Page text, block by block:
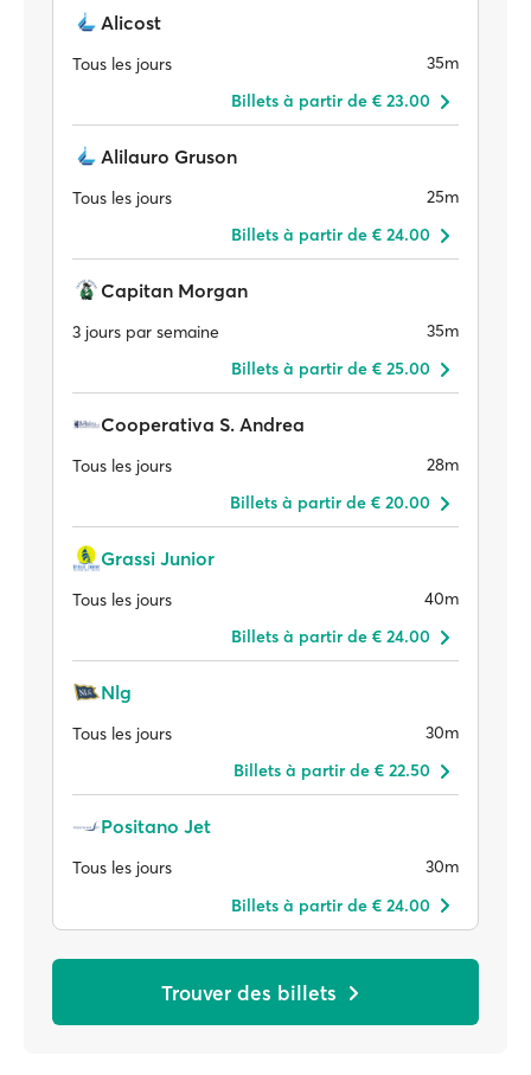
Alicost
Tous les jours
35m
Billets à partir de € 23.00
Alilauro Gruson
Tous les jours
25m
Billets à partir de € 24.00
Capitan Morgan
3 jours par semaine
35m
Billets à partir de € 25.00
Cooperativa S. Andrea
Tous les jours
28m
Billets à partir de € 20.00
Grassi Junior
Tous les jours
40m
Billets à partir de € 24.00
Nlg
Tous les jours
30m
Billets à partir de € 22.50
Positano Jet
Tous les jours
30m
Billets à partir de € 24.00
Trouver des billets